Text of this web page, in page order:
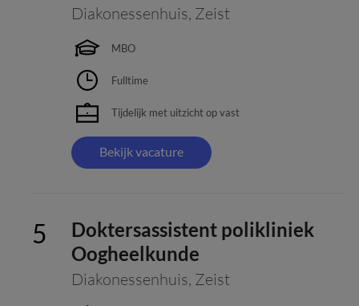
Diakonessenhuis, Zeist
MBO
Fulltime
Tijdelijk met uitzicht op vast
Bekijk vacature
Doktersassistent polikliniek
Oogheelkunde
Diakonessenhuis, Zeist